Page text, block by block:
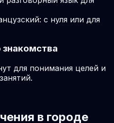
с нуля или для
для понимания целей и
в городе